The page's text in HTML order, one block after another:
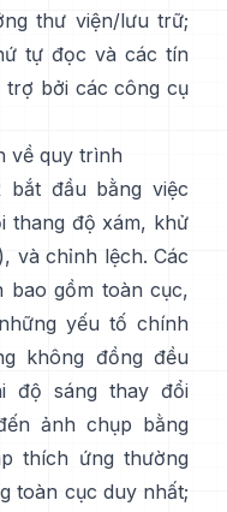
thư viện/lưu trữ;
tự đọc và các tín
bởi các công cụ
về quy trình
bắt đầu bằng việc
thang độ xám, khử
và chỉnh lệch. Các
bao gồm toàn cục,
yếu tố chính
không đồng đều
độ sáng thay đổi
ảnh chụp bằng
thích ứng thường
toàn cục duy nhất;